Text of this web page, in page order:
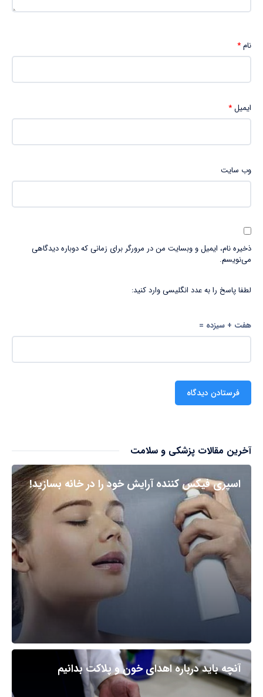
نام*
ایمیل*
وب‌ سایت
ذخیره نام، ایمیل و وبسایت من در مرورگر برای زمانی که دوباره دیدگاهی
می‌نویسم.
لطفا پاسخ را به عدد انگلیسی وارد کنید:
هفت + سیزده =
آخرین مقالات پزشکی و سلامت
اسپری فیکس کننده آرایش خود را در خانه بسازید!
آنچه باید درباره اهدای خون و پلاکت بدانیم